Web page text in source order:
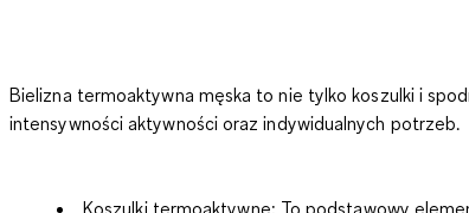
Bielizna termoaktywna męska to nie tylko koszulki i
intensywności aktywności oraz indywidualnych potrzeb.
Koszulki termoaktywne: To podstawowy